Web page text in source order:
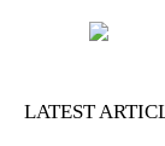
LATEST